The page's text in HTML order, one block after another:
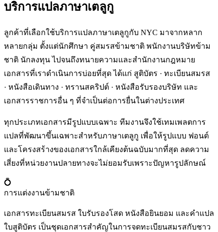
บริการแปลภาษาเตลูกู
ลูกค้าที่เลือกใช้บริการแปลภาษาเตลูกูกับ NYC มาจากหลาก
หลายกลุ่ม ตั้งแต่นักศึกษา คู่สมรสข้ามชาติ พนักงานบริษัทข้าม
ชาติ นักลงทุน ไปจนถึงทนายความและสำนักงานกฎหมาย
เอกสารที่เราดำเนินการบ่อยที่สุด ได้แก่ สูติบัตร · ทะเบียนสมรส
· หนังสือเดินทาง · ทรานสคริปต์ · หนังสือรับรองบริษัท และ
เอกสารราชการอื่น ๆ ที่จำเป็นต่อการยื่นในต่างประเทศ
ทุกประเภทเอกสารมีรูปแบบเฉพาะ ทีมงานจึงใช้เทมเพลตการ
แปลที่พัฒนาขึ้นเฉพาะสำหรับภาษาเตลูกู เพื่อให้รูปแบบ ฟอนต์
และโครงสร้างของเอกสารใกล้เคียงต้นฉบับมากที่สุด ลดความ
เสี่ยงที่หน่วยงานปลายทางจะไม่ยอมรับเพราะปัญหารูปลักษณ์
💍
การแต่งงานข้ามชาติ
เอกสารทะเบียนสมรส ใบรับรองโสด หนังสือยินยอม และคำแปล
ใบสูติบัตร เป็นชุดเอกสารสำคัญในการจดทะเบียนสมรสกับชาว